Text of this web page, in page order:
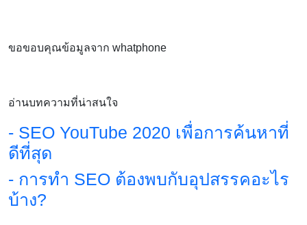
ขอขอบคุณข้อมูลจาก whatphone
อ่านบทความที่น่าสนใจ
- SEO YouTube 2020 เพื่อการค้นหาที่
ดีที่สุด
- การทำ SEO ต้องพบกับอุปสรรคอะไร
บ้าง?